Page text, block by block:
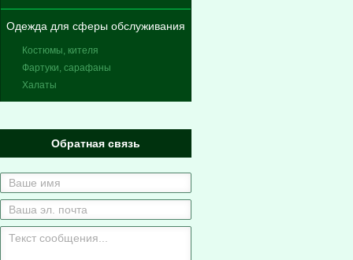
Одежда для сферы обслуживания
Костюмы, кителя
Фартуки, сарафаны
Халаты
Обратная связь